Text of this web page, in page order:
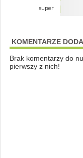
KOMENTARZE
Brak komentarzy do
pierwszy z nich!